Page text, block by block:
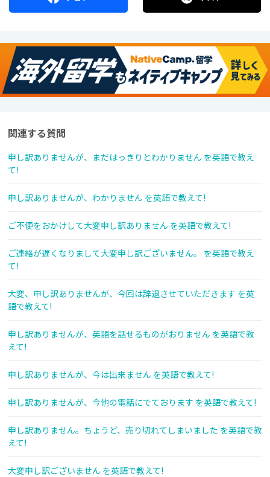
関連する質問
申し訳ありませんが、まだはっきりとわかりません を英語で教え
て!
申し訳ありませんが、わかりません を英語で教えて!
ご不便をおかけして大変申し訳ありません を英語で教えて!
ご連絡が遅くなりまして大変申し訳ございません。 を英語で教え
て!
大変、申し訳ありませんが、今回は辞退させていただきます を英
語で教えて!
申し訳ありませんが、英語を話せるものがおりません を英語で教
えて!
申し訳ありませんが、今は出来ません を英語で教えて!
申し訳ありませんが、今他の電話にでております を英語で教えて!
申し訳ありません。ちょうど、売り切れてしまいました を英語で教
えて!
大変申し訳ございません を英語で教えて!